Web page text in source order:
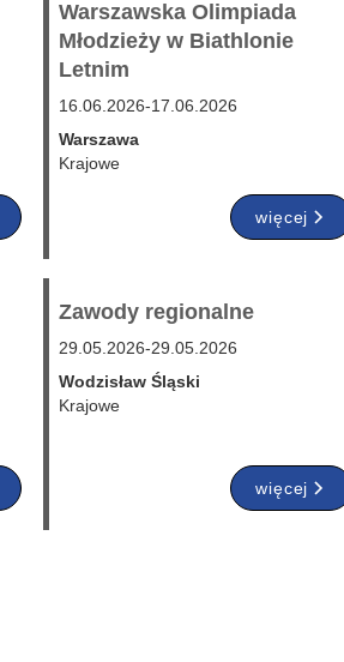
Warszawska Olimpiada
Młodzieży w Biathlonie
Letnim
16.06.2026-17.06.2026
Warszawa
Krajowe
więcej
Zawody regionalne
29.05.2026-29.05.2026
Wodzisław Śląski
Krajowe
więcej